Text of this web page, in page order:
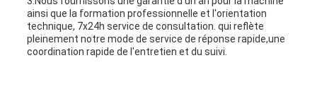
ainsi que la formation professionnelle et l'orientation
technique, 7x24h service de consultation. qui reflète
pleinement notre mode de service de réponse rapide,une
coordination rapide de l'entretien et du suivi.